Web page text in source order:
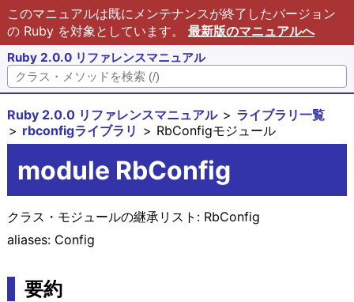
このマニュアルは既にメンテナンスが終了したバージョン
の Ruby を対象としています。 最新版のマニュアルへ
Ruby 2.0.0 リファレンスマニュアル
Ruby 2.0.0 リファレンスマニュアル
ライブラリ一覧
rbconfigライブラリ
RbConfigモジュール
module RbConfig
クラス・モジュールの継承リスト: RbConfig
aliases: Config
要約